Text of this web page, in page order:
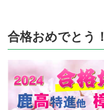
合格おめでとう！